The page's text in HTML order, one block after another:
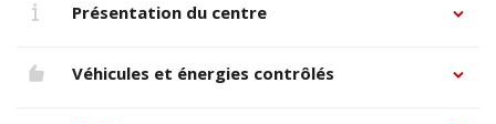
Présentation du centre
Véhicules et énergies contrôlés